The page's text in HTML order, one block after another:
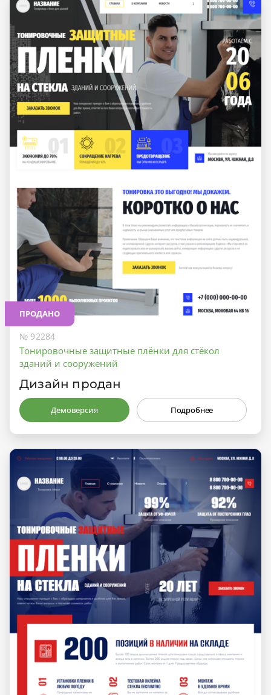
ПРОДАНО
№ 92284
Тонировочные защитные плёнки для стёкол
зданий и сооружений
Дизайн продан
Демоверсия Подробнее